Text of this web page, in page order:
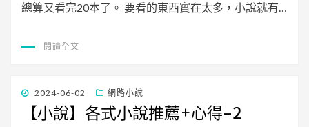
總算又看完20本了。 要看的東西實在太多，小說就有…
閱讀全文
發 2024-06-02 網路小說
【小說】各式小說推薦+心得-2